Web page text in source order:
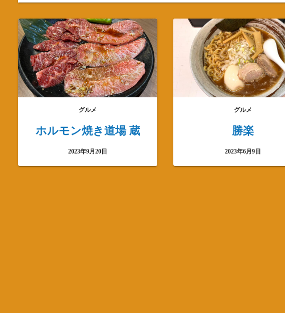
グルメ
ホルモン焼き道場 蔵
2023年9月20日
グルメ
勝楽
2023年6月9日